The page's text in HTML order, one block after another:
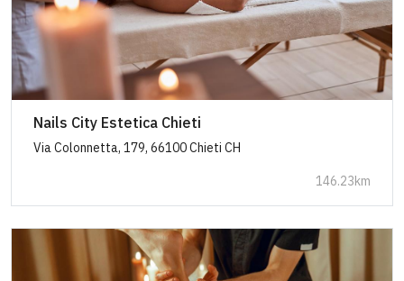
Nails City Estetica Chieti
Via Colonnetta, 179, 66100 Chieti CH
146.23km